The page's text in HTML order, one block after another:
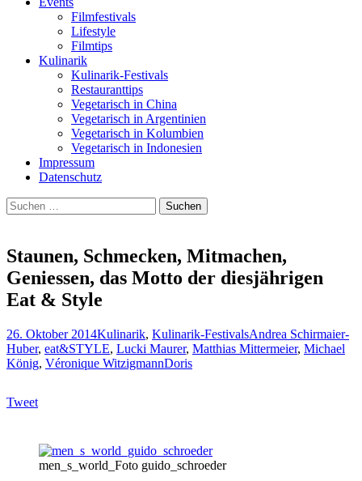
Filmfestivals
Lifestyle
Filmtips
Kulinarik
Kulinarik-Festivals
Restauranttips
Vegetarisch in China
Vegetarisch in Argentinien
Vegetarisch in Kolumbien
Vegetarisch in Indonesien
Impressum
Datenschutz
Suchen
nach:
Staunen, Schmecken, Mitmachen,
Geniessen, das Motto der diesjährigen
Eat & Style
26. Oktober 2014Kulinarik, Kulinarik-FestivalsAndrea Schirmaier-
Huber, eat&STYLE, Lucki Maurer, Matthias Mittermeier, Michael
König, Véronique WitzigmannDoris
Tweet
men_s_world_Foto guido_schroeder